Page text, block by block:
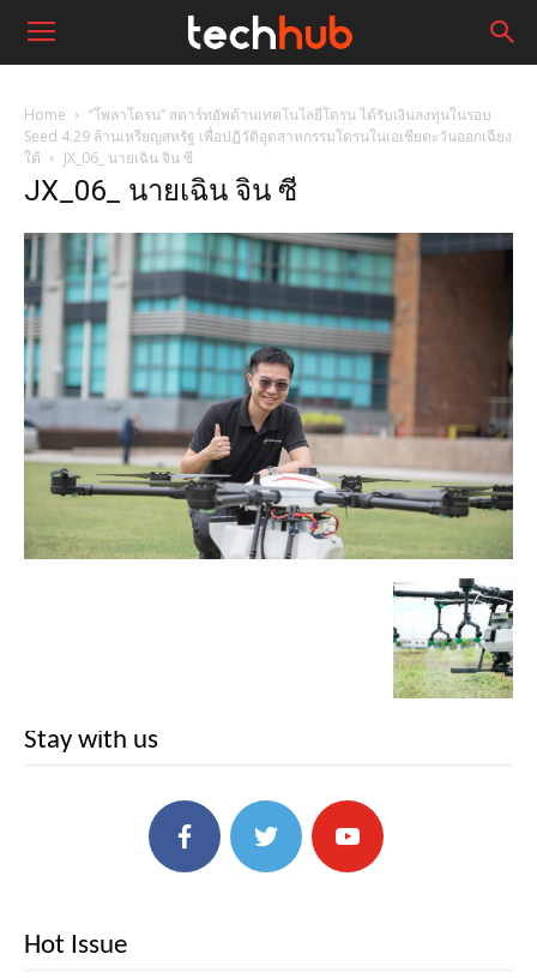
Home
“โพลาโดรน” สตาร์ทอัพด้านเทคโนโลยีโดรน ได้รับเงินลงทุนในรอบ
Seed 4.29 ล้านเหรียญสหรัฐ เพื่อปฏิวัติอุตสาหกรรมโดรนในเอเชียตะวันออกเฉียง
ใต้
JX_06_ นายเฉิน จิน ซี
JX_06_ นายเฉิน จิน ซี
Stay with us
Hot Issue